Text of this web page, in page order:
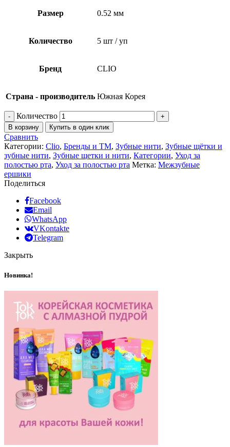
Размер 0.52 мм
Количество 5 шт / уп
Бренд CLIO
Страна - производитель Южная Корея
Количество
В корзину Купить в один клик
Сравнить
Категории: Clio, Бренды и ТМ, Зубные нити, Зубные щётки и
зубные нити, Зубные щетки и нити, Категории, Уход за
полостью рта, Уход за полостью рта Метка: Межзубные
ершики
Поделиться
Facebook
Email
WhatsApp
VKontakte
Telegram
Закрыть
Новинка!